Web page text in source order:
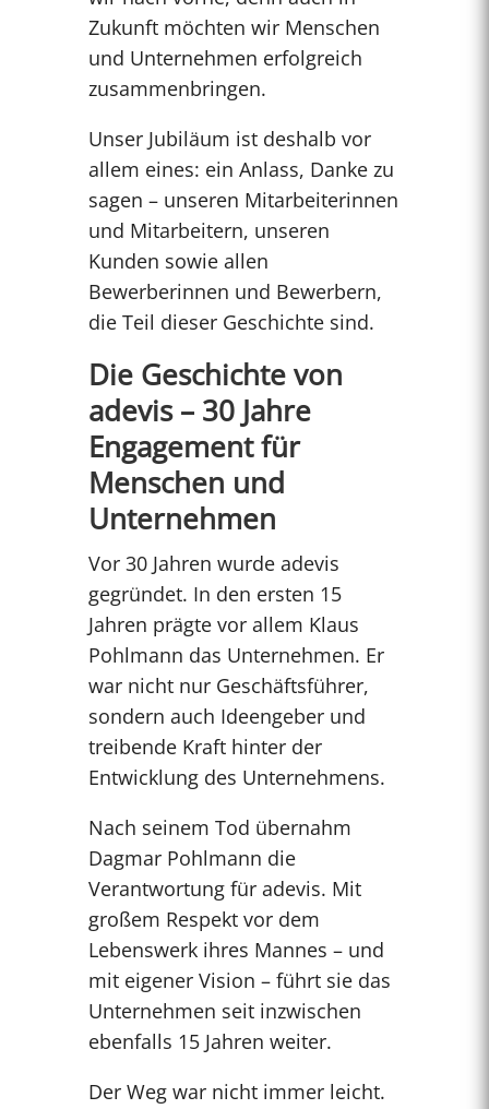
Zukunft möchten wir Menschen
und Unternehmen erfolgreich
zusammenbringen.
Unser Jubiläum ist deshalb vor
allem eines: ein Anlass, Danke zu
sagen – unseren Mitarbeiterinnen
und Mitarbeitern, unseren
Kunden sowie allen
Bewerberinnen und Bewerbern,
die Teil dieser Geschichte sind.
Die Geschichte von
adevis – 30 Jahre
Engagement für
Menschen und
Unternehmen
Vor 30 Jahren wurde adevis
gegründet. In den ersten 15
Jahren prägte vor allem Klaus
Pohlmann das Unternehmen. Er
war nicht nur Geschäftsführer,
sondern auch Ideengeber und
treibende Kraft hinter der
Entwicklung des Unternehmens.
Nach seinem Tod übernahm
Dagmar Pohlmann die
Verantwortung für adevis. Mit
großem Respekt vor dem
Lebenswerk ihres Mannes – und
mit eigener Vision – führt sie das
Unternehmen seit inzwischen
ebenfalls 15 Jahren weiter.
Der Weg war nicht immer leicht.